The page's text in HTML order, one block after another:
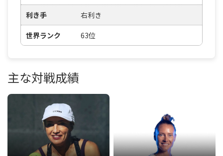
利き手 右利き
世界ランク 63位
主な対戦成績